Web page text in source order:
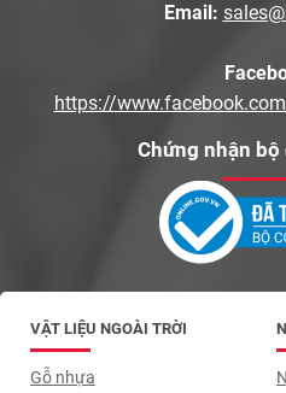
Email:
https://
Chứng nhận
VẬT LIỆU NGOÀI TRỜI
Gỗ nhựa